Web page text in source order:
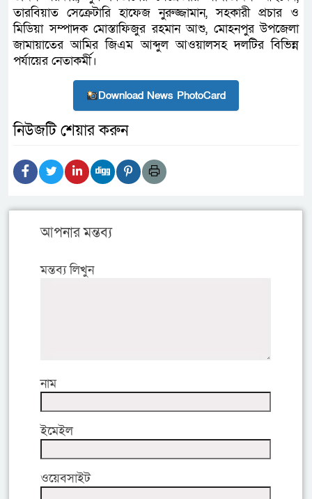
তারবিয়াত সেক্রেটারি হাফেজ নুরুজ্জামান, সহকারী প্রচার ও
মিডিয়া সম্পাদক মোস্তাফিজুর রহমান আশু, মোহনপুর উপজেলা
জামায়াতের আমির জিএম আব্দুল আওয়ালসহ দলটির বিভিন্ন
পর্যায়ের নেতাকর্মী।
Download News PhotoCard
নিউজটি শেয়ার করুন
আপনার মন্তব্য
মন্তব্য লিখুন
নাম
ইমেইল
ওয়েবসাইট